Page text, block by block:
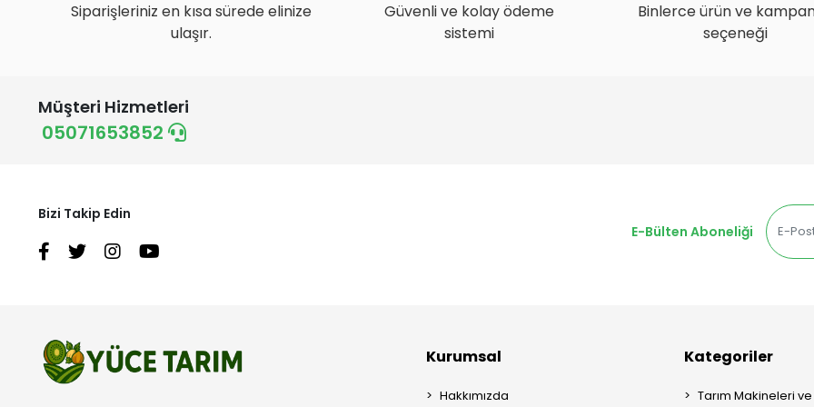
Siparişleriniz en kısa sürede elinize
ulaşır.
Güvenli ve kolay ödeme
sistemi
Binlerce ürün ve
seçeneği
Müşteri Hizmetleri
05071653852
Bizi Takip Edin
E-Bülten Aboneliği
Kurumsal
Hakkımızda
Kategoriler
Tarım Makineleri